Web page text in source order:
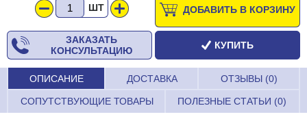
ШТ ДОБАВИТЬ В КОРЗИНУ
ЗАКАЗАТЬ
КОНСУЛЬТАЦИЮ
КУПИТЬ
ОПИСАНИЕ ДОСТАВКА ОТЗЫВЫ (0)
СОПУТСТВУЮЩИЕ ТОВАРЫ ПОЛЕЗНЫЕ СТАТЬИ (0)